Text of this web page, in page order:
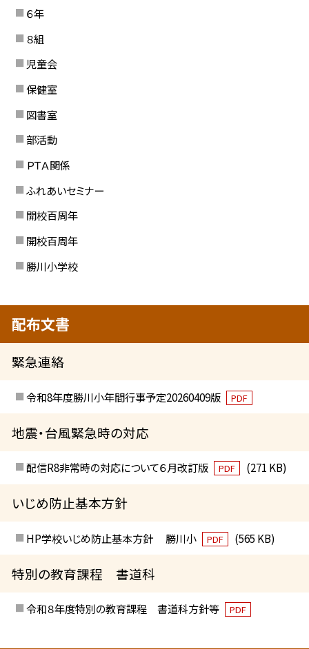
６年
８組
児童会
保健室
図書室
部活動
ＰＴＡ関係
ふれあいセミナー
開校百周年
開校百周年
勝川小学校
配布文書
緊急連絡
令和8年度勝川小年間行事予定20260409版 PDF
地震・台風緊急時の対応
配信R8非常時の対応について６月改訂版 PDF (271 KB)
いじめ防止基本方針
HP学校いじめ防止基本方針 勝川小 PDF (565 KB)
特別の教育課程 書道科
令和８年度特別の教育課程 書道科方針等 PDF